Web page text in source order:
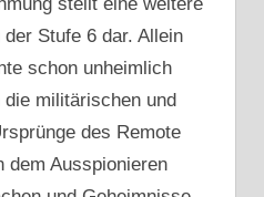
Stufe 6 dar. Allein
schon unheimlich
militärischen und
des Remote
dem Ausspionieren